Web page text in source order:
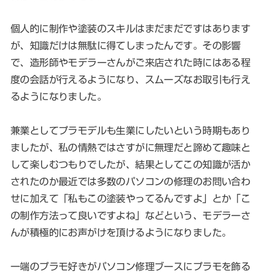
個人的に制作や塗装のスキルはまだまだですはあります
が、知識だけは無駄に得てしまったんです。その影響
で、造形師やモデラーさんがご来店された時にはある程
度の会話が行えるようになり、スムーズなお取引も行え
るようになりました。
兼業としてプラモデルも生業にしたいという時期もあり
ましたが、私の情熱ではさすがに無理だと諦めて趣味と
して楽しむつもりでしたが、結果としてこの知識が活か
されたのか最近では多数のパソコンの修理のお問い合わ
せに加えて「私もこの塗装やってるんですよ」とか「こ
の制作方法って良いですよね」などという、モデラーさ
んが積極的にお声がけを頂けるようになりました。
一端のプラモ好きがパソコン修理ブースにプラモを飾る